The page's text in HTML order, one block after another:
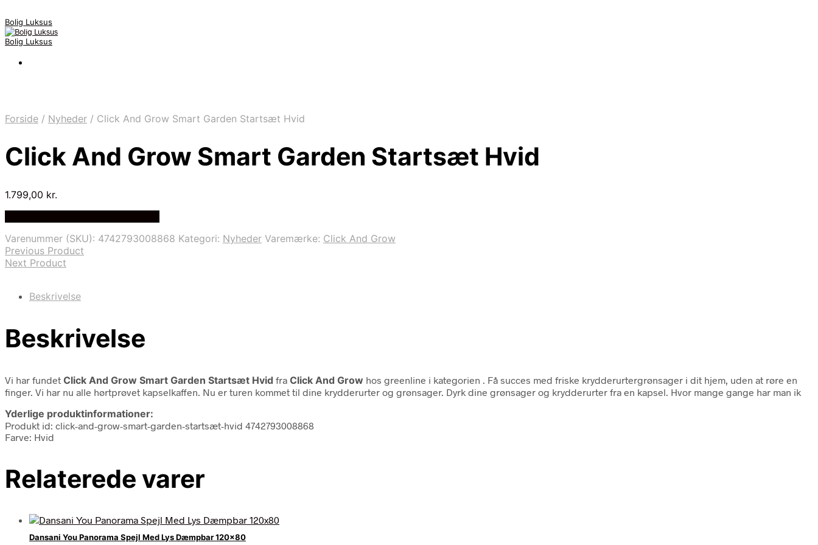
Bolig Luksus
Bolig Luksus
Forside / Nyheder / Click And Grow Smart Garden Startsæt Hvid
Click And Grow Smart Garden Startsæt Hvid
1.799,00 kr.
Varenummer (SKU): 4742793008868 Kategori: Nyheder Varemærke: Click And Grow
Previous Product
Next Product
Beskrivelse
Beskrivelse
Vi har fundet Click And Grow Smart Garden Startsæt Hvid fra Click And Grow hos greenline i kategorien
. Få succes med friske krydderurtergrønsager i dit hjem, uden at røre en
finger. Vi har nu alle hørtprøvet kapselkaffen. Nu er turen kommet til dine krydderurter og grønsager. Dyrk dine grønsager og krydderurter fra en kapsel. Hvor mange gange har man ik
Yderlige produktinformationer:
Produkt id: click-and-grow-smart-garden-startsæt-hvid 4742793008868
Farve: Hvid
Relaterede varer
Dansani You Panorama Spejl Med Lys Dæmpbar 120×80